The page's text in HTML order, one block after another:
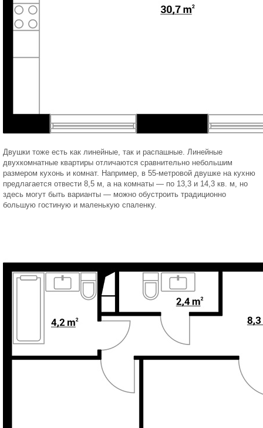
Двушки тоже есть как линейные, так и распашные. Линейные
двухкомнатные квартиры отличаются сравнительно небольшим
размером кухонь и комнат. Например, в 55-метровой двушке на кухню
предлагается отвести 8,5 м, а на комнаты — по 13,3 и 14,3 кв. м, но
здесь могут быть варианты — можно обустроить традиционно
большую гостиную и маленькую спаленку.